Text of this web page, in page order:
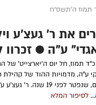
תמוז ה׳תשס״ח
את ר' געצ'ע
ע"ה ● זכרון
כ"ד תמוז, חל יום ה'יארצייט' של
ע"ה, מדמויות ההוד של
העמים, שנפטר לפני 19
לסיפור המלא